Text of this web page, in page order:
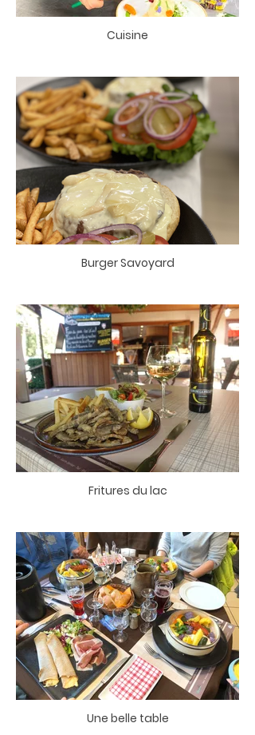
Cuisine
Burger Savoyard
Fritures du lac
Une belle table